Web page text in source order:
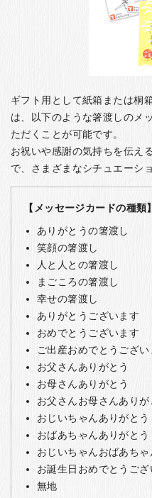
ギフト用として紙箱または桐
は、以下のような箸渡しのメ
ただくことが可能です。
お祝いや感謝の気持ちを伝え
で、さまざまなシチュエーシ
【メッセージカードの種類】
ありがとうの箸渡し
笑顔の箸渡し
人と人との箸渡し
まごころの箸渡し
幸せの箸渡し
ありがとうございます
おめでとうございます
ご出産おめでとうござい
お父さんありがとう
お母さんありがとう
お父さんお母さんありが
おじいちゃんありがとう
おばあちゃんありがとう
おじいちゃんおばあちゃ
お誕生日おめでとうござ
無地